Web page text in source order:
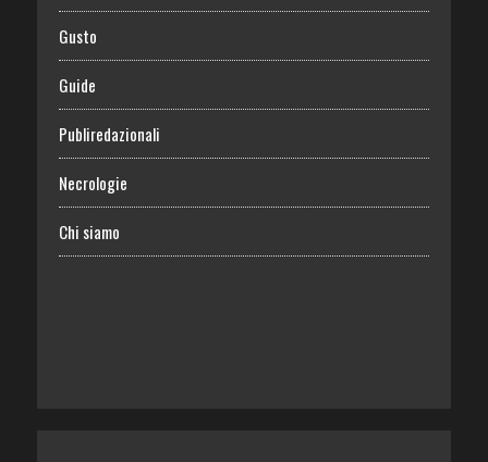
Gusto
Guide
Publiredazionali
Necrologie
Chi siamo